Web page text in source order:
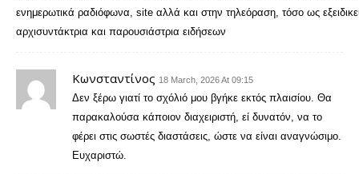
ενημερωτικά ραδιόφωνα, site αλλά και στην τηλεόραση, τόσο ως
αρχισυντάκτρια και παρουσιάστρια ειδήσεων
Κωνσταντίνος 18 March, 2026 At 09:15
Δεν ξέρω γιατί το σχόλιό μου βγήκε εκτός πλαισίου. Θα
παρακαλούσα κάποιον διαχειριστή, εί δυνατόν, να το
φέρει στις σωστές διαστάσεις, ώστε να είναι αναγνώσιμο.
Ευχαριστώ.